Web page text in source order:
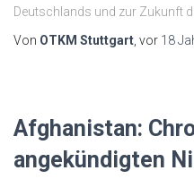
Deutschlands und zur Zukunft
Von OTKM Stuttgart , vor 18
Afghanistan:
angekündigten